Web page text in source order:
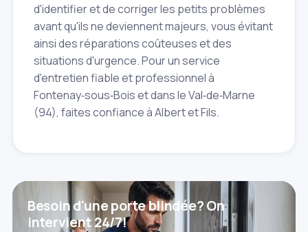
d'identifier et de corriger les petits problèmes
avant qu'ils ne deviennent majeurs, vous évitant
ainsi des réparations coûteuses et des
situations d'urgence. Pour un service
d'entretien fiable et professionnel à
Fontenay‑sous‑Bois et dans le Val‑de‑Marne
(94), faites confiance à Albert et Fils.
Besoin d'une porte blindée? On
intervient 24/7!